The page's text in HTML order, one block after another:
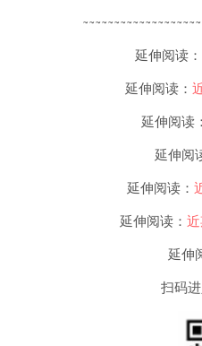
延伸阅读：
延伸阅读：
延伸阅读
延伸阅
延伸阅读：
延伸阅读：
延伸
扫码